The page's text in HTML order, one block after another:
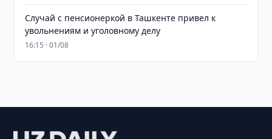
Случай с пенсионеркой в Ташкенте привел к
увольнениям и уголовному делу
16:15 · 01/08